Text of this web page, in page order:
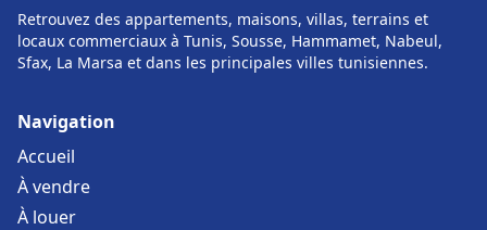
Retrouvez des appartements, maisons, villas, terrains et
locaux commerciaux à Tunis, Sousse, Hammamet, Nabeul,
Sfax, La Marsa et dans les principales villes tunisiennes.
Navigation
Accueil
À vendre
À louer